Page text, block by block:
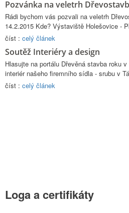
Pozvánka na veletrh
Rádi bychom vás pozvali na veletrh
14.2.2015 Kde? Výstaviště Holešovice -
číst : celý článek
Soutěž Interiéry a design
Hlasujte na portálu Dřevěná stavba roku
interiér našeho firemního sídla - srubu v
číst : celý článek
Logaa certifikáty